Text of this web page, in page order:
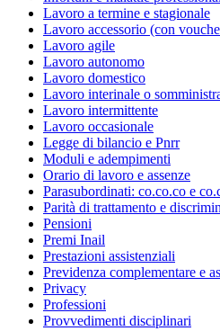
Lavoro a termine e stagionale
Lavoro accessorio (con
Lavoro agile
Lavoro autonomo
Lavoro domestico
Lavoro interinale o
Lavoro intermittente
Lavoro occasionale
Legge di bilancio e Pnrr
Moduli e adempimenti
Orario di lavoro e assenze
Parasubordinati: co.co.co e
Parità di trattamento e
Pensioni
Premi Inail
Prestazioni assistenziali
Previdenza complementare e
Privacy
Professioni
Provvedimenti disciplinari